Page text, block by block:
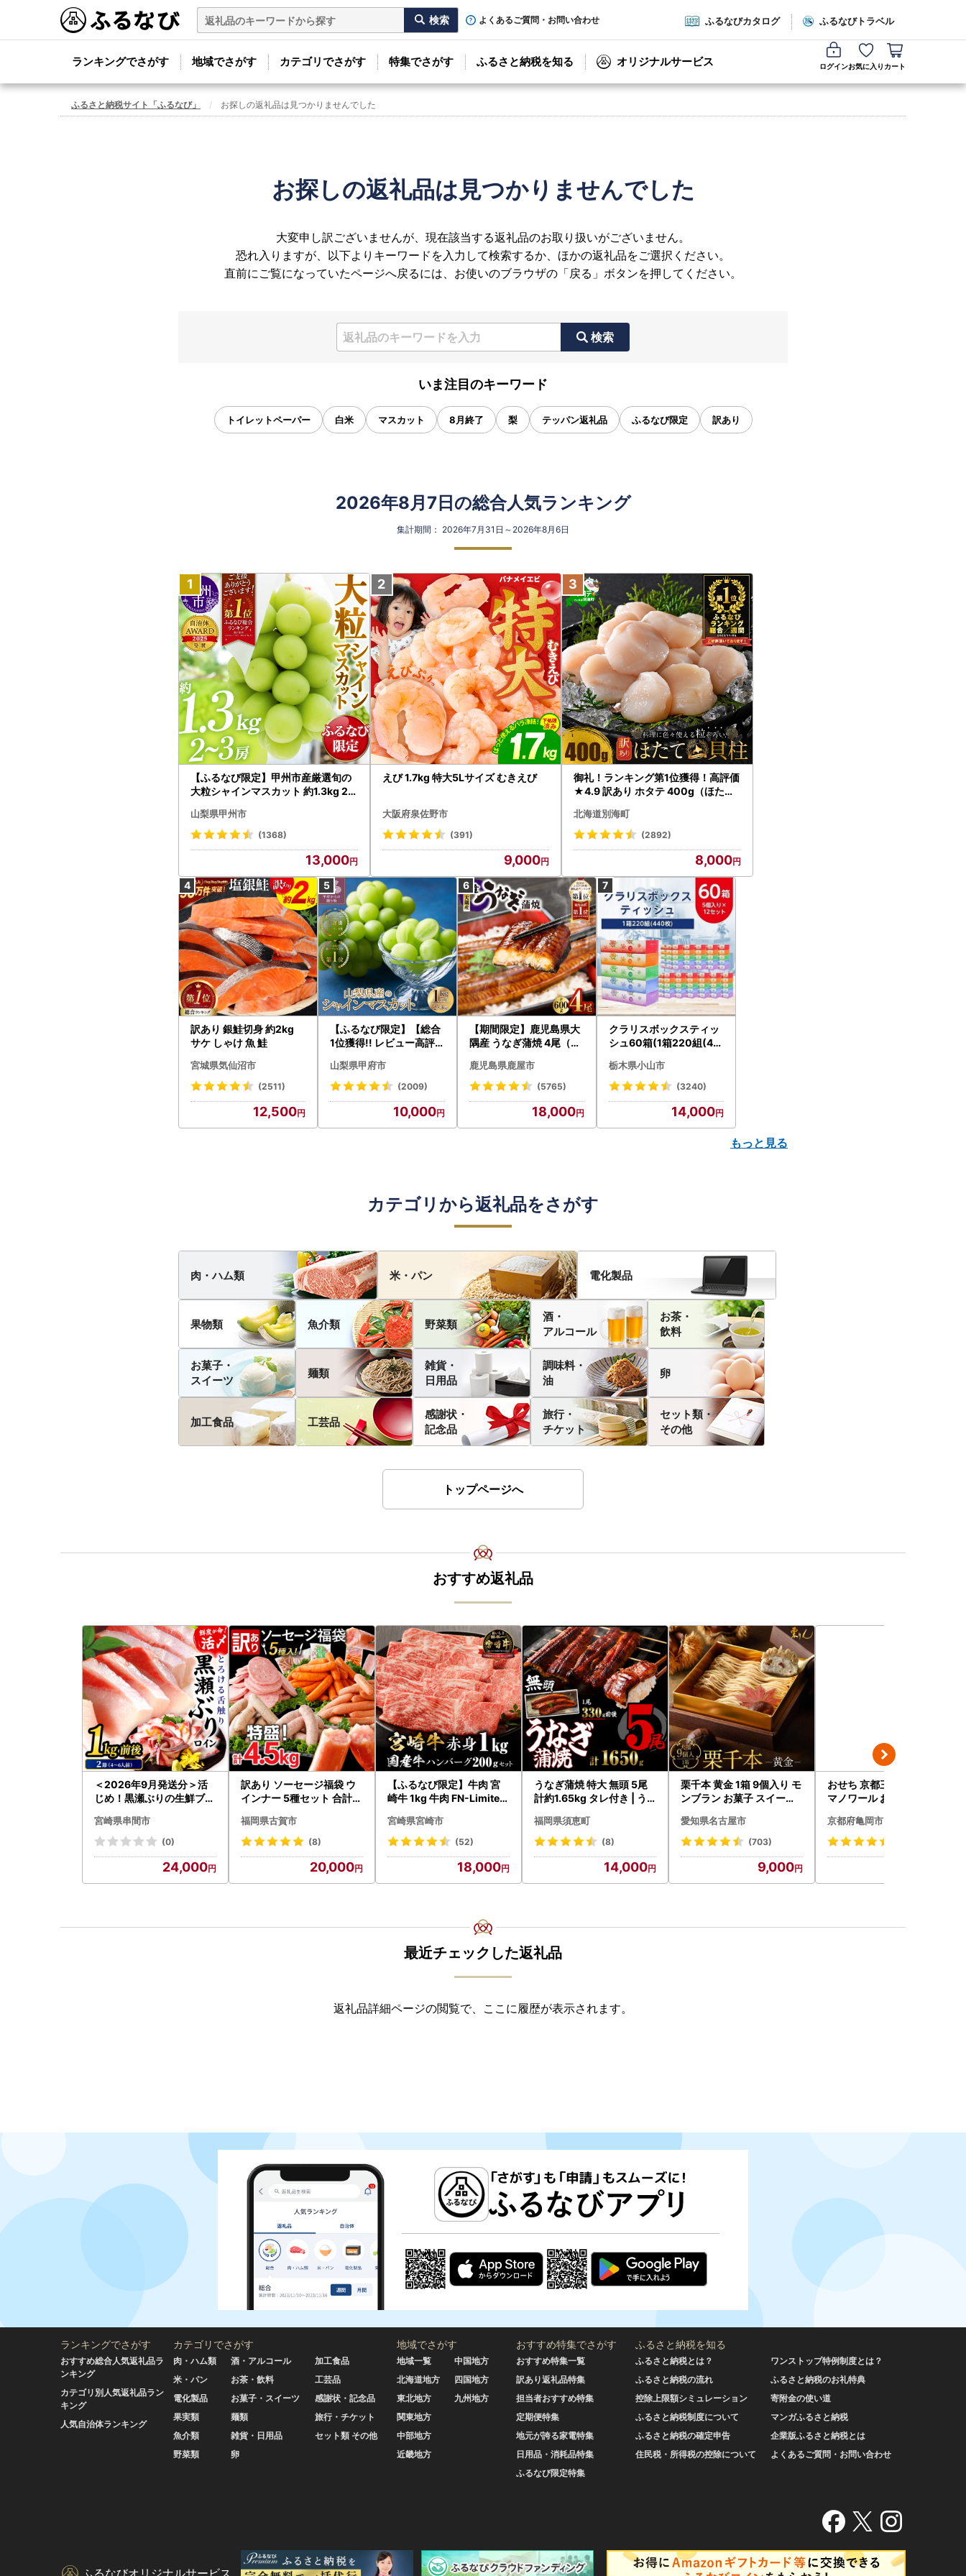
よくあるご質問・お問い合わせ ふるなびカタログ ふるなびトラベル
ランキングでさがす 地域でさがす カテゴリでさがす 特集でさがす ふるさと納税を知る オリジナルサービス ログインお気に入り カート
ふるさと納税サイト「ふるなび」 お探しの返礼品は見つかりませんでした
お探しの返礼品は見つかりませんでした
大変申し訳ございませんが、現在該当する返礼品のお取り扱いがございません。
恐れ入りますが、以下よりキーワードを入力して検索するか、ほかの返礼品をご選択ください。
直前にご覧になっていたページへ戻るには、お使いのブラウザの「戻る」ボタンを押してください。
検索
いま注目のキーワード
トイレットペーパー 白米 マスカット 8月終了 梨 テッパン返礼品 ふるなび限定 訳あり
2026年8月7日の総合人気ランキング
集計期間： 2026年7月31日～2026年8月6日
【ふるなび限定】甲州市産厳選旬の
大粒シャインマスカット 約1.3kg 2
472 FN-Limited-VO シャインマス
カット フルーツ
山梨県甲州市
(1368)
13,000
えび 1.7kg 特大5Lサイズ むきえび
大阪府泉佐野市
(391)
9,000
御礼！ランキング第1位獲得！高評価
★4.9 訳あり ホタテ 400g（ほたて
北海道別海町
(2892)
8,000
訳あり 銀鮭切身 約2kg
サケ しゃけ 魚 鮭
宮城県気仙沼市
(2511)
12,500
【ふるなび限定】【総合
1位獲得!! レビュー高評価
〉山梨県産 シャインマス
カット 2～3房（1.0kg以
N-Limited-SP
山梨県甲府市
(2009)
10,000
【期間限定】鹿児島県大
隅産 うなぎ蒲焼 4尾（60
cp18 うなぎ 鰻 魚 惣菜 総
菜
鹿児島県鹿屋市
(5765)
18,000
クラリスボックスティッ
シュ60箱(1箱220組(44
ト)【配送不可地域：離島
・沖縄県】【1256759】
栃木県小山市
(3240)
14,000
もっと見る
カテゴリから返礼品をさがす
肉・ハム類 米・パン 電化製品
果物類 魚介類 野菜類
酒・
アルコール
お茶・
飲料
お菓子・
スイーツ
麺類
雑貨・
日用品
調味料・
油
卵
加工食品 工芸品
感謝状・
記念品
旅行・
チケット
セット類・
その他
トップページへ
おすすめ返礼品
＜2026年9月発送分＞活
じめ！黒瀬ぶりの生鮮ブリ
K001-012-2609
宮崎県串間市
(0)
24,000
訳あり ソーセージ福袋 ウ
インナー 5種セット 合計4.
福岡県古賀市
(8)
20,000
【ふるなび限定】牛肉 宮
崎牛 1kg 牛肉 FN-Limited
宮崎県宮崎市
(52)
18,000
うなぎ蒲焼 特大 無頭 5尾
計約1.65kg タレ付き | う
福岡県須恵町
(8)
14,000
栗千本 黄金 1箱 9個入り モ
ンブラン お菓子 スイーツ
愛知県名古屋市
(703)
9,000
おせち 京都三千院の里＆
マノワール おせち
京都府亀岡市
最近チェックした返礼品
返礼品詳細ページの閲覧で、ここに履歴が表示されます。
ランキングでさがす
おすすめ総合人気返礼品ラ
ンキング
カテゴリ別人気返礼品ラン
キング
人気自治体ランキング
カテゴリでさがす
肉・ハム類
米・パン
電化製品
果実類
魚介類
野菜類
酒・アルコール
お茶・飲料
お菓子・スイーツ
麺類
雑貨・日用品
卵
加工食品
工芸品
感謝状・記念品
旅行・チケット
セット類 その他
地域でさがす
地域一覧
北海道地方
東北地方
関東地方
中部地方
近畿地方
中国地方
四国地方
九州地方
おすすめ特集でさがす
おすすめ特集一覧
訳あり返礼品特集
担当者おすすめ特集
定期便特集
地元が誇る家電特集
日用品・消耗品特集
ふるなび限定特集
ふるさと納税を知る
ふるさと納税とは？
ふるさと納税の流れ
控除上限額シミュレーション
ふるさと納税制度について
ふるさと納税の確定申告
住民税・所得税の控除について
ワンストップ特例制度とは？
ふるさと納税のお礼特典
寄附金の使い道
マンガふるさと納税
企業版ふるさと納税とは
よくあるご質問・お問い合わせ